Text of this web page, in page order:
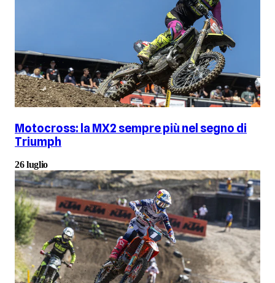
Motocross: la MX2 sempre più nel segno di
Triumph
26 luglio